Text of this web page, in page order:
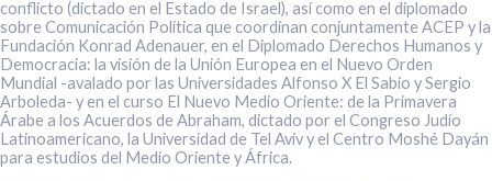
conflicto (dictado en el Estado de Israel), así como en el diplomado
sobre Comunicación Política que coordinan conjuntamente ACEP y la
Fundación Konrad Adenauer, en el Diplomado Derechos Humanos y
Democracia: la visión de la Unión Europea en el Nuevo Orden
Mundial -avalado por las Universidades Alfonso X El Sabio y Sergio
Arboleda- y en el curso El Nuevo Medio Oriente: de la Primavera
Árabe a los Acuerdos de Abraham, dictado por el Congreso Judío
Latinoamericano, la Universidad de Tel Aviv y el Centro Moshé Dayán
para estudios del Medio Oriente y África.